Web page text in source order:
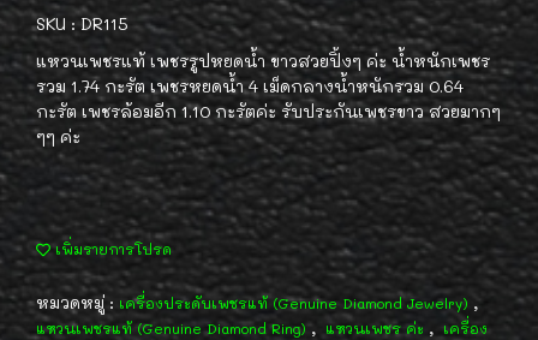
SKU : DR115
แหวนเพชรแท้ เพชรรูปหยดน้ำ ขาวสวยปิ้งๆ ค่ะ น้ำหนักเพชร
รวม 1.74 กะรัต เพชรหยดน้ำ 4 เม็ดกลางน้ำหนักรวม 0.64
กะรัต เพชรล้อมอีก 1.10 กะรัตค่ะ รับประกันเพชรขาว สวยมากๆ
ๆๆ ค่ะ
เพิ่มรายการโปรด
หมวดหมู่ : เครื่องประดับเพชรแท้ (Genuine Diamond Jewelry) ,
แหวนเพชรแท้ (Genuine Diamond Ring) , แหวนเพชร ค่ะ , เครื่อง